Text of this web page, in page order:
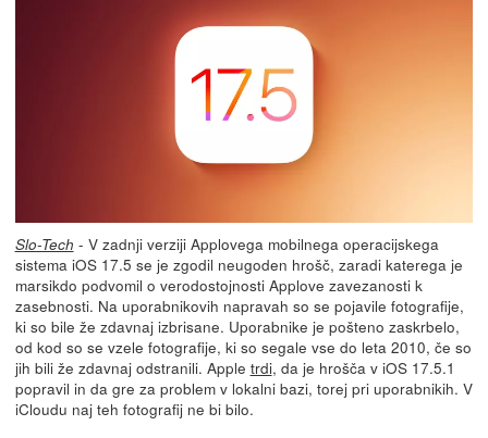
Slo-Tech - V zadnji verziji Applovega mobilnega operacijskega
sistema iOS 17.5 se je zgodil neugoden hrošč, zaradi katerega je
marsikdo podvomil o verodostojnosti Applove zavezanosti k
zasebnosti. Na uporabnikovih napravah so se pojavile fotografije,
ki so bile že zdavnaj izbrisane. Uporabnike je pošteno zaskrbelo,
od kod so se vzele fotografije, ki so segale vse do leta 2010, če so
jih bili že zdavnaj odstranili. Apple trdi, da je hrošča v iOS 17.5.1
popravil in da gre za problem v lokalni bazi, torej pri uporabnikih. V
iCloudu naj teh fotografij ne bi bilo.